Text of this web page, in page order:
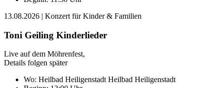
13.08.2026 | Konzert für Kinder & Familien
Toni Geiling Kinderlieder
Live auf dem Möhrenfest,
Details folgen später
Wo: Heilbad Heiligenstadt Heilbad Heiligenstadt